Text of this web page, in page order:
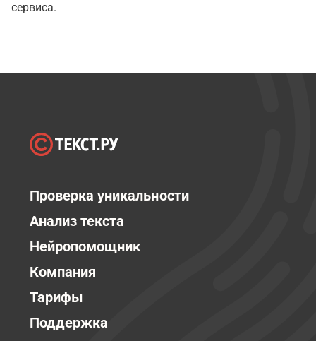
сервиса.
Проверка уникальности
Анализ текста
Нейропомощник
Компания
Тарифы
Поддержка